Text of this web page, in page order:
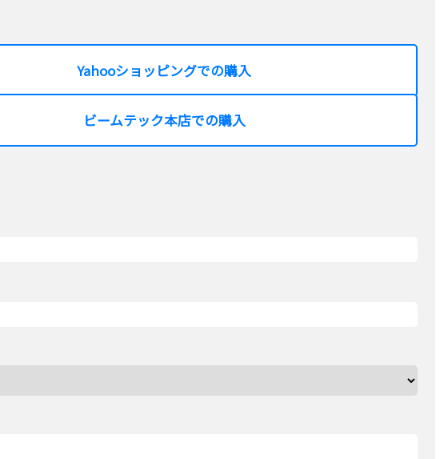
Yahooショッピングでの購入
ビームテック本店での購入